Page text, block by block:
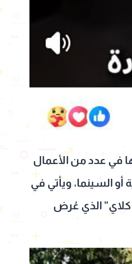
في عدد من الأعمال
أو السينما، ويأتي في
الذي عُرض